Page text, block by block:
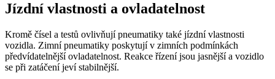
Jízdní vlastnosti a ovladatelnost
Kromě čísel a testů ovlivňují pneumatiky také jízdní vlastnosti
vozidla. Zimní pneumatiky poskytují v zimních podmínkách
předvídatelnější ovladatelnost. Reakce řízení jsou jasnější a vozidlo
se při zatáčení jeví stabilnější.